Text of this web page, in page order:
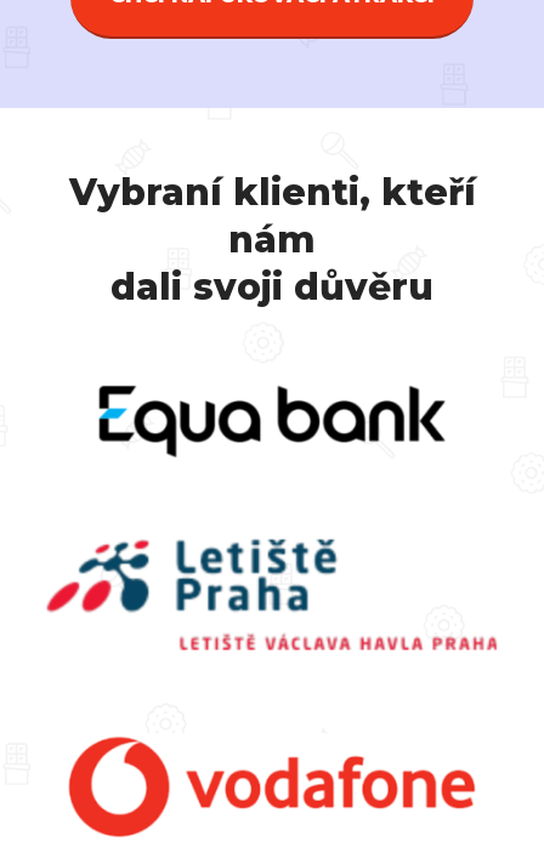
Vybraní klienti, kteří
nám
dali svoji důvěru